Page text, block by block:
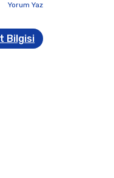
Yorum Yaz
Bilgisi